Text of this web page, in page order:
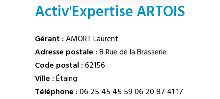
Activ'Expertise ARTOIS
Gérant :AMORT Laurent
Adresse postale :8 Rue de la Brasserie
Code postal :62156
Ville :Étaing
Téléphone :06 25 45 45 5906 20 87 41 17